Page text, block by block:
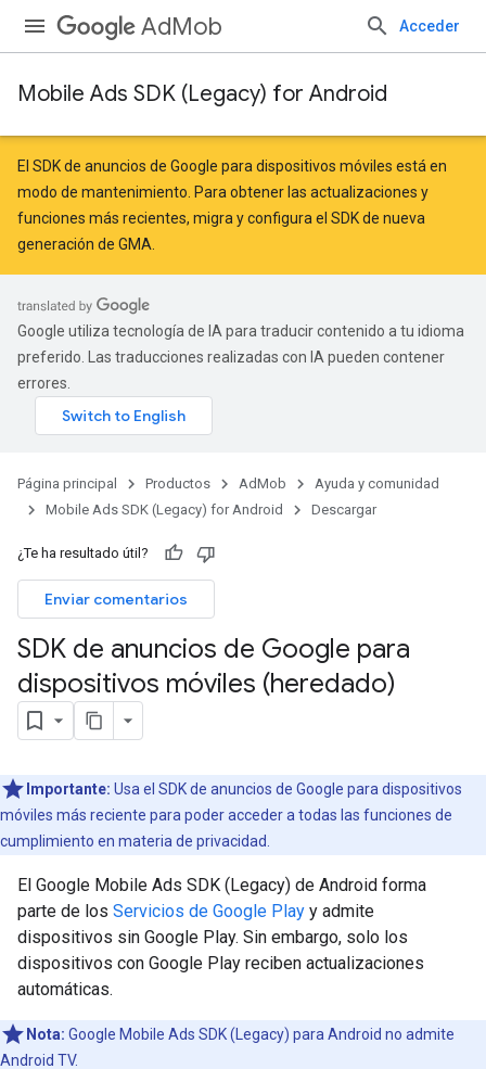
AdMob Acceder
Mobile Ads SDK (Legacy) for Android
El SDK de anuncios de Google para dispositivos móviles está en
modo de mantenimiento. Para obtener las actualizaciones y
funciones más recientes, migra yconfigura el SDK de nueva
generación de GMA
Google utiliza tecnología de IA para traducir contenido a tu idioma
preferido. Las traducciones realizadas con IA pueden contener
errores.
Página principal Productos AdMob
Ayuda y comunidad
Mobile Ads SDK (Legacy) for Android
Descargar
¿Te ha resultado útil?
Enviar comentarios
SDK de anuncios de Google para
dispositivos móviles (heredado)
Importante: Usa el SDK de anuncios de Google para dispositivos
móviles más reciente para poder acceder a todas las funciones de
cumplimiento en materia de privacidad.
El Google Mobile Ads SDK (Legacy) de Android forma
parte de los Servicios de Google Play y admite
dispositivos sin Google Play. Sin embargo, solo los
dispositivos con Google Play reciben actualizaciones
automáticas.
Nota: Google Mobile Ads SDK (Legacy) para Android no admite
Android TV.